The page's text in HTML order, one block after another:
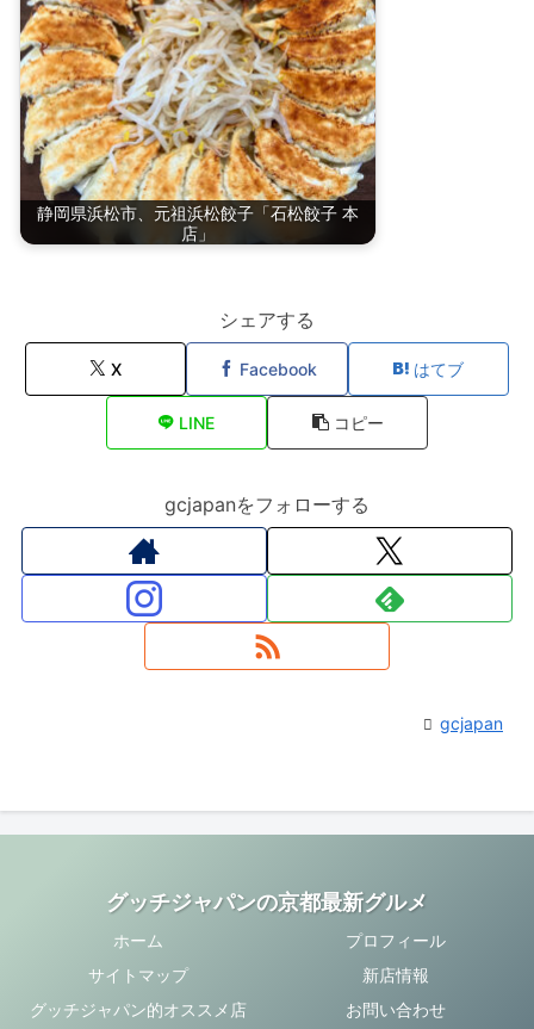
静岡県浜松市、元祖浜松餃子「石松餃子 本
店」
シェアする
X Facebook はてブ
LINE コピー
gcjapanをフォローする
gcjapan
グッチジャパンの京都最新グルメ
ホーム
プロフィール
サイトマップ
新店情報
グッチジャパン的オススメ店
お問い合わせ